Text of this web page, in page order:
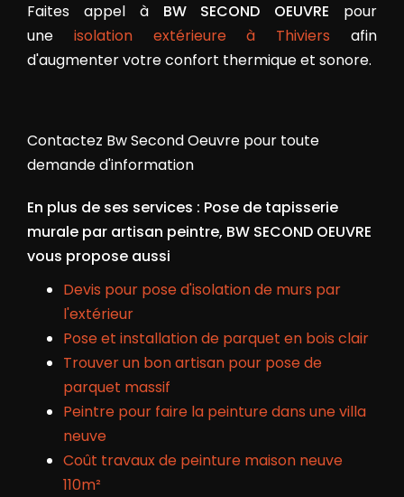
Faites appel à BW SECOND OEUVRE pour
une isolation extérieure à Thiviers afin
d'augmenter votre confort thermique et sonore.
Contactez Bw Second Oeuvre pour toute
demande d'information
En plus de ses services : Pose de tapisserie
murale par artisan peintre, BW SECOND OEUVRE
vous propose aussi
Devis pour pose d'isolation de murs par
l'extérieur
Pose et installation de parquet en bois clair
Trouver un bon artisan pour pose de
parquet massif
Peintre pour faire la peinture dans une villa
neuve
Coût travaux de peinture maison neuve
110m²